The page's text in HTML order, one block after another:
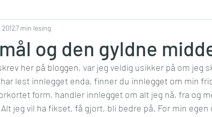
Boligdrøm
Kommunikasjon Interiør Jobb
mening Kultur Media Reise
og den gyldne
20127 min lesing
her på bloggen, var jeg veldig usikker på om jeg
lest innlegget enda, finner du innlegget om min
form, handler innlegget om alt jeg nå, fra og
jeg vil ha fikset, få gjort, bli bedre på. For min